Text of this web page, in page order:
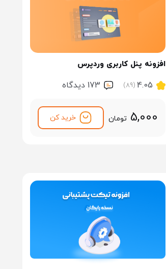
افزونه پنل کاربری وردپرس
4.05
(89) 173 ديدگاه
5,000 تومان خرید کن